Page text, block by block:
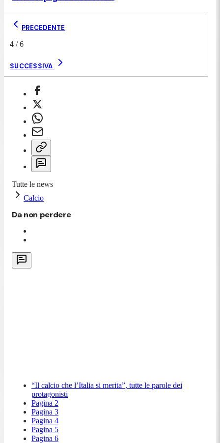
PRECEDENTE
4 /6
SUCCESSIVA
Tutte le news
Calcio
Da non perdere
“Il calcio che l’Italia si merita”, tutte le parole dei
protagonisti
Pagina 2
Pagina 3
Pagina 4
Pagina 5
Pagina 6